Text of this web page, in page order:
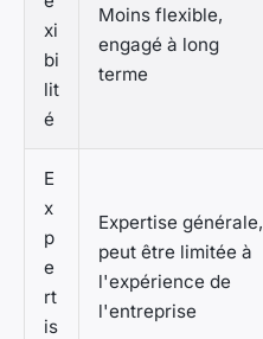
xi
bi
lit
é
Moins flexible,
engagé à long
terme
E
x
p
e
rt
is
Expertise générale,
peut être limitée à
l'expérience de
l'entreprise